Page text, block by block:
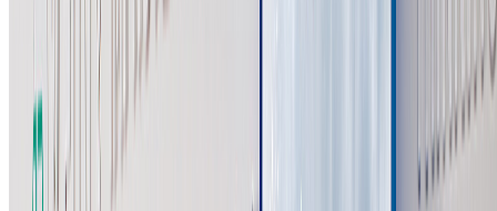
不同的功能需求。